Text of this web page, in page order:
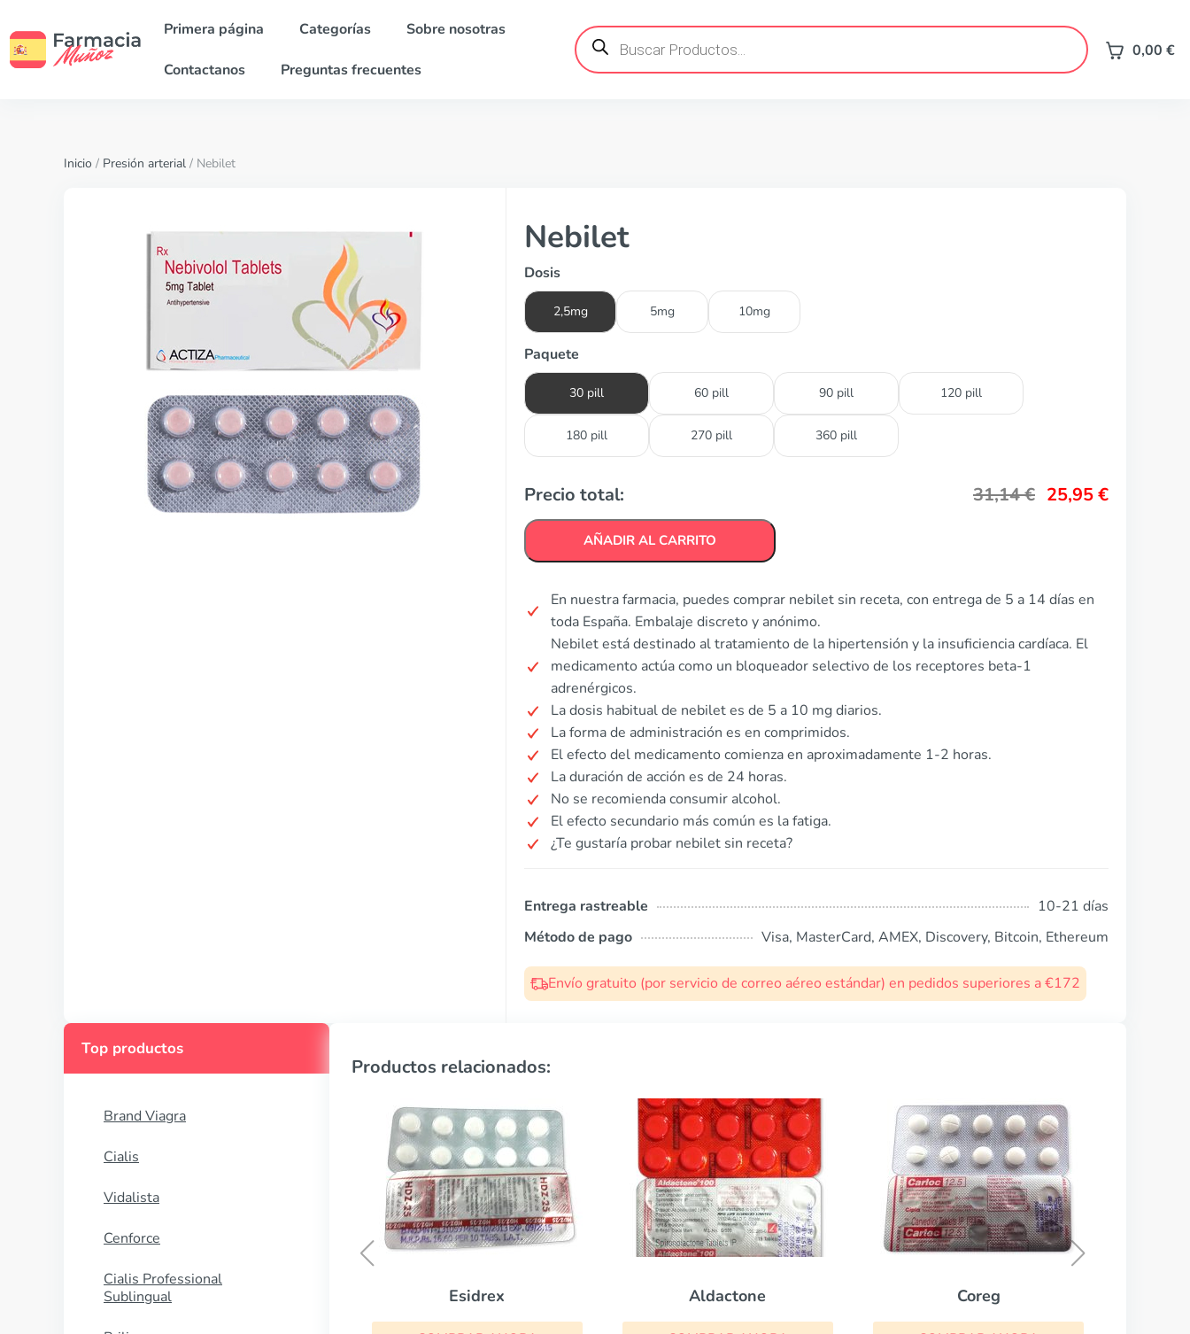
Primera página Categorías Sobre nosotras
Contactanos Preguntas frecuentes
Búsqueda
de
productos 0,00 €
Inicio / Presión arterial / Nebilet
Nebilet
Dosis
2,5mg 5mg 10mg
Paquete
30 pill 60 pill 90 pill 120 pill
180 pill 270 pill 360 pill
Precio total: 31,14€ 25,95€
AÑADIR AL CARRITO
En nuestra farmacia, puedes comprar nebilet sin receta, con entrega de 5 a 14 días en
toda España. Embalaje discreto y anónimo.
Nebilet está destinado al tratamiento de la hipertensión y la insuficiencia cardíaca. El
medicamento actúa como un bloqueador selectivo de los receptores beta-1
adrenérgicos.
La dosis habitual de nebilet es de 5 a 10 mg diarios.
La forma de administración es en comprimidos.
El efecto del medicamento comienza en aproximadamente 1-2 horas.
La duración de acción es de 24 horas.
No se recomienda consumir alcohol.
El efecto secundario más común es la fatiga.
¿Te gustaría probar nebilet sin receta?
Entrega rastreable
10-21 días
Método de pago
Visa, MasterCard, AMEX, Discovery, Bitcoin, Ethereum
Envío gratuito (por servicio de correo aéreo estándar) en pedidos superiores a €172
Top productos
Brand Viagra
Cialis
Vidalista
Cenforce
Cialis Professional
Sublingual
Productos relacionados:
Aldactone Coreg
Tertensif
COMPRAR AHORA